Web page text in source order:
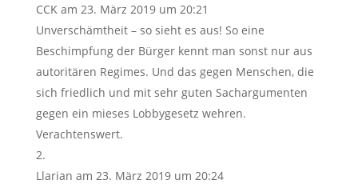
CCK am 23. März 2019 um 20:21
Unverschämtheit – so sieht es aus! So eine
Beschimpfung der Bürger kennt man sonst nur aus
autoritären Regimes. Und das gegen Menschen, die
sich friedlich und mit sehr guten Sachargumenten
gegen ein mieses Lobbygesetz wehren.
Verachtenswert.
Llarian am 23. März 2019 um 20:24